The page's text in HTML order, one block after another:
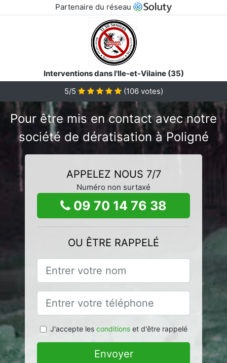
Partenaire du réseau
Interventions dans l'Ile-et-Vilaine (35)
5/5
(106votes)
Pour être mis en contact avec notre
société de dératisation à Poligné
APPELEZ NOUS 7/7
Numéro non surtaxé
09 70 14 76 38
OU ÊTRE RAPPELÉ
J'accepte les conditionset d'être rappelé
Envoyer